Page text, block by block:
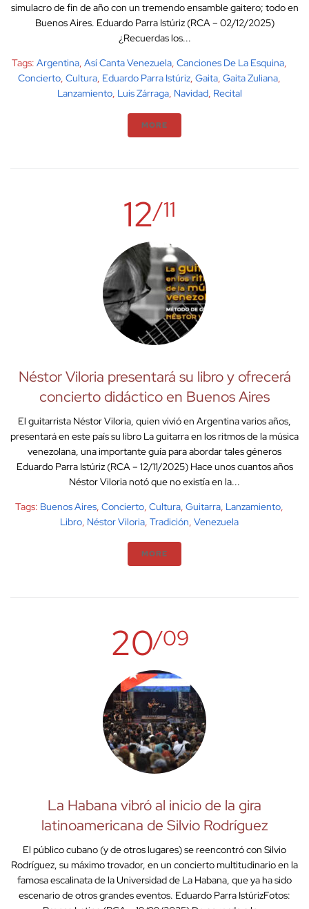
simulacro de fin de año con un tremendo ensamble gaitero; todo en
Buenos Aires. Eduardo Parra Istúriz (RCA – 02/12/2025)
¿Recuerdas los...
Tags: Argentina, Así Canta Venezuela, Canciones De La Esquina,
Concierto, Cultura, Eduardo Parra Istúriz, Gaita, Gaita Zuliana,
Lanzamiento, Luis Zárraga, Navidad, Recital
MORE
12/11
Néstor Viloria presentará su libro y ofrecerá
concierto didáctico en Buenos Aires
El guitarrista Néstor Viloria, quien vivió en Argentina varios años,
presentará en este país su libro La guitarra en los ritmos de la música
venezolana, una importante guía para abordar tales géneros
Eduardo Parra Istúriz (RCA – 12/11/2025) Hace unos cuantos años
Néstor Viloria notó que no existía en la...
Tags: Buenos Aires, Concierto, Cultura, Guitarra, Lanzamiento,
Libro, Néstor Viloria, Tradición, Venezuela
MORE
20/09
La Habana vibró al inicio de la gira
latinoamericana de Silvio Rodríguez
El público cubano (y de otros lugares) se reencontró con Silvio
Rodríguez, su máximo trovador, en un concierto multitudinario en la
famosa escalinata de la Universidad de La Habana, que ya ha sido
escenario de otros grandes eventos. Eduardo Parra IstúrizFotos: